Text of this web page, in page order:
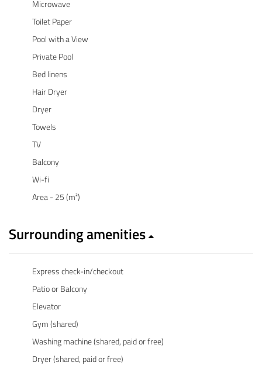
Microwave
Toilet Paper
Pool with a View
Private Pool
Bed linens
Hair Dryer
Dryer
Towels
TV
Balcony
Wi-fi
Area - 25 (m²)
Surrounding amenities
Express check-in/checkout
Patio or Balcony
Elevator
Gym (shared)
Washing machine (shared, paid or free)
Dryer (shared, paid or free)